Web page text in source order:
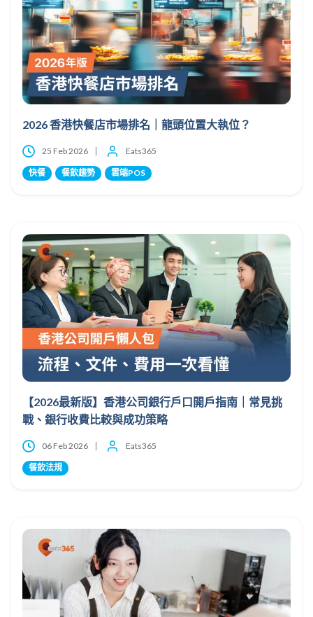
2026 香港快餐店市場排名｜龍頭位置大執位？
25 Feb 2026 Eats365
快餐 餐飲趨勢 雲端POS
【2026最新版】香港公司銀行戶口開戶指南｜常見挑
戰、銀行收費比較與成功策略
06 Feb 2026 Eats365
餐飲法規